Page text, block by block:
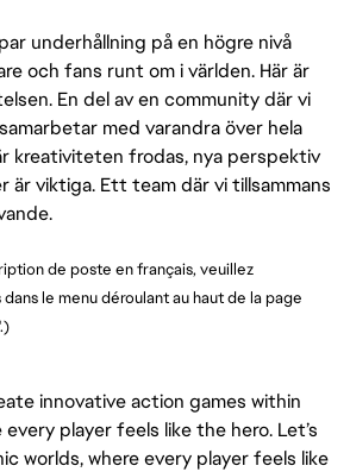
underhållning på en högre nivå
och fans runt om i världen. Här är
En del av en community där vi
med varandra över hela
kreativiteten frodas, nya perspektiv
är viktiga. Ett team där vi tillsammans
de poste en français, veuillez
le menu déroulant au haut de la page
innovative action games within
player feels like the hero. Let’s
worlds, where every player feels like